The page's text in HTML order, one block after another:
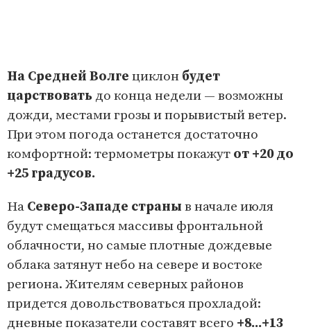
На Средней Волге циклон будет
царствовать до конца недели — возможны
дожди, местами грозы и порывистый ветер.
При этом погода останется достаточно
комфортной: термометры покажут от +20 до
+25 градусов.
На Северо-Западе страны в начале июля
будут смещаться массивы фронтальной
облачности, но самые плотные дождевые
облака затянут небо на севере и востоке
региона. Жителям северных районов
придется довольствоваться прохладой:
дневные показатели составят всего +8...+13